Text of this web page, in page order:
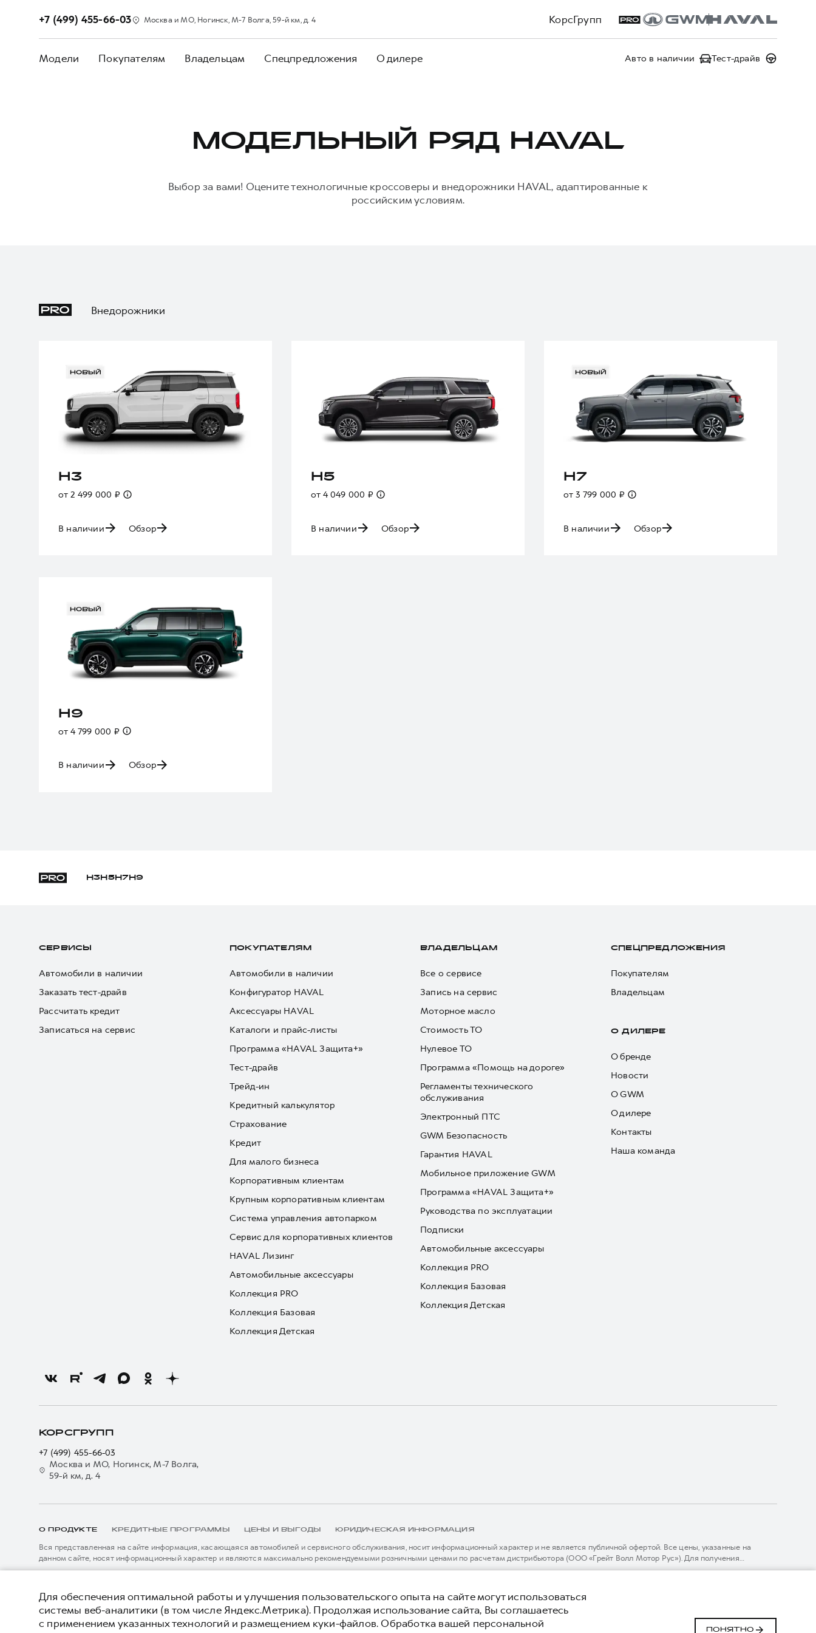
КорсГрупп
+7 (499) 455-66-03 Москва и МО, Ногинск, М-7 Волга, 59-й км, д. 4
Модели Покупателям Владельцам Спецпредложения О дилере Авто в наличии Тест-драйв
МОДЕЛЬНЫЙ РЯД HAVAL
Выбор за вами! Оцените технологичные кроссоверы и внедорожники HAVAL, адаптированные к
российским условиям.
Внедорожники
H3
от 2 499 000 ₽
В наличии Обзор
H5
от 4 049 000 ₽
В наличии Обзор
H7
от 3 799 000 ₽
В наличии Обзор
H9
от 4 799 000 ₽
В наличии Обзор
H3 H5H7 H9
СЕРВИСЫ
Автомобили в наличии
Заказать тест-драйв
Рассчитать кредит
Записаться на сервис
ПОКУПАТЕЛЯМ
Автомобили в наличии
Конфигуратор HAVAL
Аксессуары HAVAL
Каталоги и прайс-листы
Программа «HAVAL Защита+»
Тест-драйв
Трейд-ин
Кредитный калькулятор
Страхование
Кредит
Для малого бизнеса
Корпоративным клиентам
Крупным корпоративным клиентам
Система управления автопарком
Сервис для корпоративных клиентов
HAVAL Лизинг
Автомобильные аксессуары
Коллекция PRO
Коллекция Базовая
Коллекция Детская
ВЛАДЕЛЬЦАМ
Все о сервисе
Запись на сервис
Моторное масло
Стоимость ТО
Нулевое ТО
Программа «Помощь на дороге»
Регламенты технического
обслуживания
Электронный ПТС
GWM Безопасность
Гарантия HAVAL
Мобильное приложение GWM
Программа «HAVAL Защита+»
Руководства по эксплуатации
Подписки
Автомобильные аксессуары
Коллекция PRO
Коллекция Базовая
Коллекция Детская
СПЕЦПРЕДЛОЖЕНИЯ
Покупателям
Владельцам
О ДИЛЕРЕ
О бренде
Новости
О GWM
О дилере
Контакты
Наша команда
КОРСГРУПП
+7 (499) 455-66-03
Москва и МО, Ногинск, М-7 Волга,
59-й км, д. 4
О ПРОДУКТЕ КРЕДИТНЫЕ ПРОГРАММЫ ЦЕНЫ И ВЫГОДЫ ЮРИДИЧЕСКАЯ ИНФОРМАЦИЯ
Вся представленная на сайте информация, касающаяся автомобилей и сервисного обслуживания, носит информационный характер и не является публичной офертой. Все цены, указанные на
данном сайте, носят информационный характер и являются максимально рекомендуемыми розничными ценами по расчетам дистрибьютора (ООО «Грейт Волл Мотор Рус»). Для получения
подробной информации просьба обращаться к ближайшему официальному дилеру ООО «Грейт Волл Мотор Рус» либо по телефону Горячей линии 8 (800) 511-59-86, либо на сайте. Опубликованная на
© 2026 ООО «Грейт Волл Мотор Рус» Политика конфиденциальности Юридическая информация Сделано в ПЕРКС
Для обеспечения оптимальной работы и улучшения пользовательского опыта на сайте могут использоваться
системы веб-аналитики (в том числе Яндекс.Метрика). Продолжая использование сайта, Вы соглашаетесь
с применением указанных технологий и размещением куки-файлов. Обработка вашей персональной
ПОНЯТНО